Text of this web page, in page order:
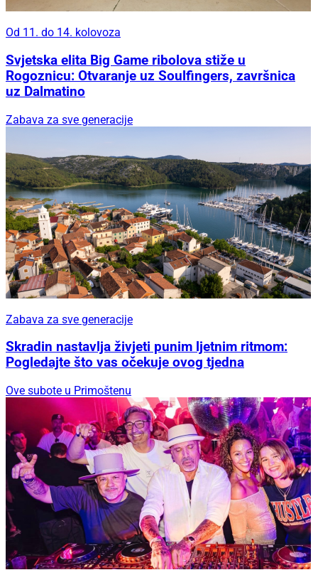
Od 11. do 14. kolovoza
Svjetska elita Big Game ribolova stiže u
Rogoznicu: Otvaranje uz Soulfingers, završnica
uz Dalmatino
Zabava za sve generacije
Zabava za sve generacije
Skradin nastavlja živjeti punim ljetnim ritmom:
Pogledajte što vas očekuje ovog tjedna
Ove subote u Primoštenu